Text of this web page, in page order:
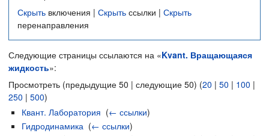
Скрыть включения | Скрыть ссылки | Скрыть
перенаправления
Следующие страницы ссылаются на «Kvant. Вращающаяся
жидкость»:
Просмотреть (предыдущие 50 | следующие 50) (20 | 50 | 100 |
250 | 500)
Квант. Лаборатория (← ссылки)
Гидродинамика (← ссылки)